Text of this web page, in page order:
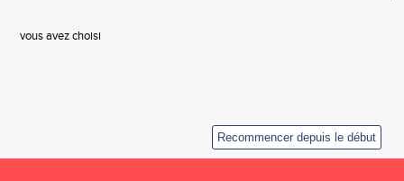
vous avez choisi